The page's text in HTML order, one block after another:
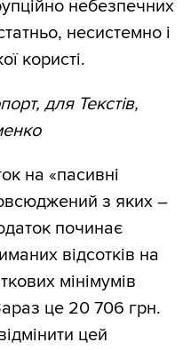
небезпечних
несистемно і
користі.
для Текстів,
на «пасивні
з яких –
починає
відсотків на
мінімумів
це 20 706 грн.
цей